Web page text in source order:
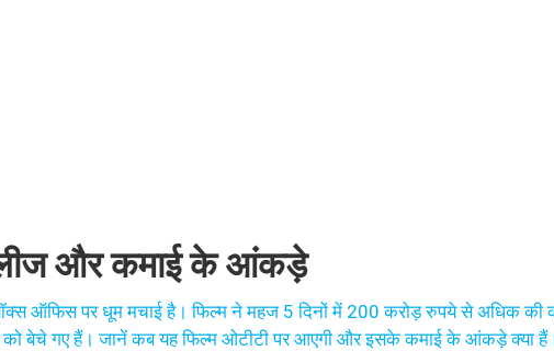
और कमाई के आंकड़े
ऑफिस पर धूम मचाई है। फिल्म ने महज 5 दिनों में 200 करोड़ रुपये से अधिक की
बेचे गए हैं। जानें कब यह फिल्म ओटीटी पर आएगी और इसके कमाई के आंकड़े क्या